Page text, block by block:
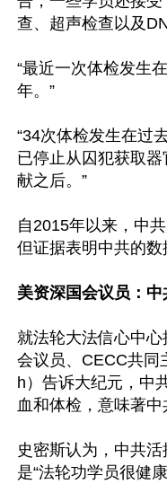
查、超声检查以及
“最近一次体检发生
年。”
“34次体检发生在
已停止从囚犯获取
献之后。”
自2015年以来，中
但证据表明中共的数
美资深国会议员：
就法轮大法信心中
会议员、CECC共同
h）告诉大纪元，中
血和体检，意味著中
史密斯认为，中共
是“法轮功学员很健